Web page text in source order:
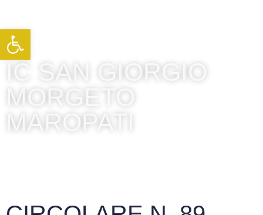
IC SAN GIORGIO
MORGETO
MAROPATI
Apri la barra degli strumenti